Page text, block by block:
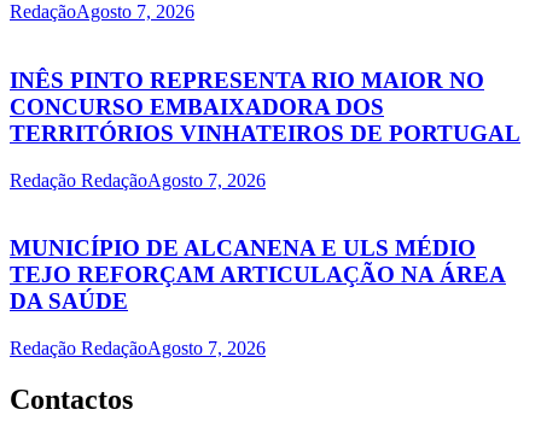
RedaçãoAgosto 7, 2026
INÊS PINTO REPRESENTA RIO MAIOR NO
CONCURSO EMBAIXADORA DOS
TERRITÓRIOS VINHATEIROS DE PORTUGAL
Redação RedaçãoAgosto 7, 2026
MUNICÍPIO DE ALCANENA E ULS MÉDIO
TEJO REFORÇAM ARTICULAÇÃO NA ÁREA
DA SAÚDE
Redação RedaçãoAgosto 7, 2026
Contactos